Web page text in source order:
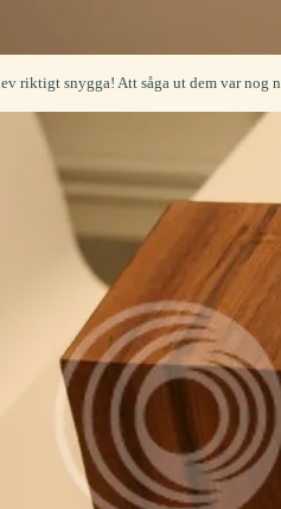
riktigt snygga! Att såga ut dem var nog